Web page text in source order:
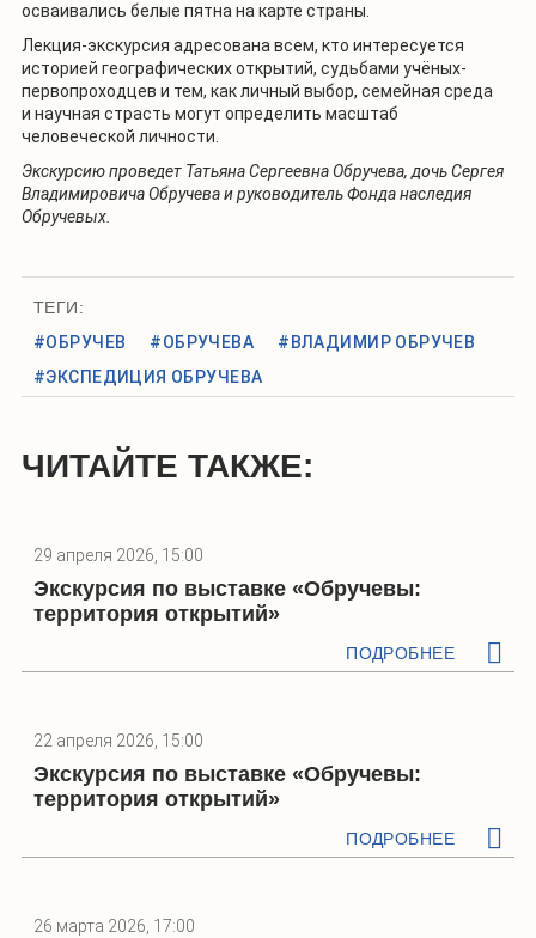
осваивались белые пятна на карте страны.
Лекция-экскурсия адресована всем, кто интересуется
историей географических открытий, судьбами учёных-
первопроходцев и тем, как личный выбор, семейная среда
и научная страсть могут определить масштаб
человеческой личности.
Экскурсию проведет Татьяна Сергеевна Обручева, дочь Сергея
Владимировича Обручева и руководитель Фонда наследия
Обручевых.
ТЕГИ:
#ОБРУЧЕВ
#ОБРУЧЕВА
#ВЛАДИМИР ОБРУЧЕВ
#ЭКСПЕДИЦИЯ ОБРУЧЕВА
ЧИТАЙТЕ ТАКЖЕ:
29 апреля 2026, 15:00
Экскурсия по выставке «Обручевы:
территория открытий»
ПОДРОБНЕЕ
22 апреля 2026, 15:00
Экскурсия по выставке «Обручевы:
территория открытий»
ПОДРОБНЕЕ
26 марта 2026, 17:00